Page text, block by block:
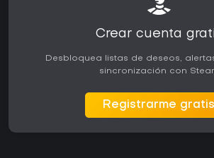
Crear cuenta
Desbloquea listas de deseos,
sincronización con
Registrarme gratis